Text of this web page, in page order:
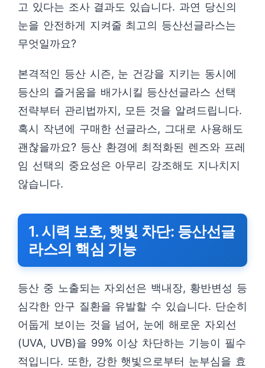
고 있다는 조사 결과도 있습니다. 과연 당신의
눈을 안전하게 지켜줄 최고의 등산선글라스는
무엇일까요?
본격적인 등산 시즌, 눈 건강을 지키는 동시에
등산의 즐거움을 배가시킬 등산선글라스 선택
전략부터 관리법까지, 모든 것을 알려드립니다.
혹시 작년에 구매한 선글라스, 그대로 사용해도
괜찮을까요? 등산 환경에 최적화된 렌즈와 프레
임 선택의 중요성은 아무리 강조해도 지나치지
않습니다.
1. 시력 보호, 햇빛 차단: 등산선글
라스의 핵심 기능
등산 중 노출되는 자외선은 백내장, 황반변성 등
심각한 안구 질환을 유발할 수 있습니다. 단순히
어둡게 보이는 것을 넘어, 눈에 해로운 자외선
(UVA, UVB)을 99% 이상 차단하는 기능이 필수
적입니다. 또한, 강한 햇빛으로부터 눈부심을 효